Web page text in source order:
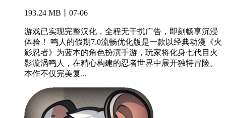
193.24 MB丨07-06
游戏已实现完整汉化，全程无干扰广告，即刻畅享沉浸
体验！ 鸣人的假期7.0流畅优化版是一款以经典动漫《火
影忍者》为蓝本的角色扮演手游，玩家将化身七代目火
影漩涡鸣人，在精心构建的忍者世界中展开独特冒险。
本作不仅完美复...